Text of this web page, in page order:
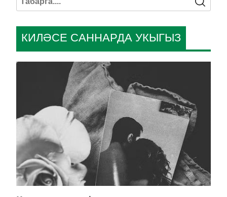
КИЛӘСЕ САННАРДА УКЫГЫЗ